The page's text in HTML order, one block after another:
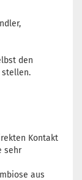
den
stellen.
Kontakt
sehr
aus